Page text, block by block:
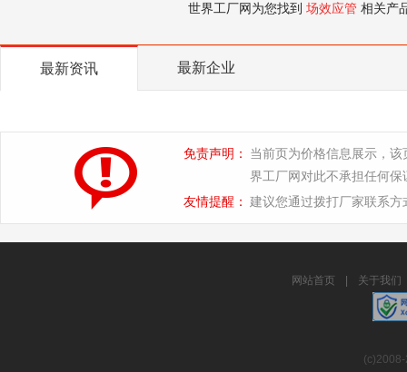
世界工厂网为您找到 场效应管 相关产
最新资讯 最新企业
免责声明：
当前页为价格信息展示，
界工厂网对此不承担任何保
友情提醒： 建议您通过拨打厂家联系
网站首页 关于我们